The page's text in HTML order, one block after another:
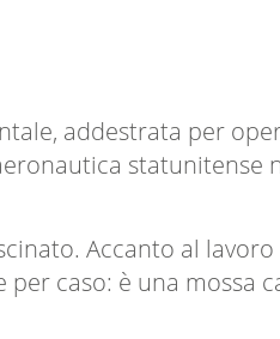
addestrata per
statunitense
Accanto al
caso: è una mossa